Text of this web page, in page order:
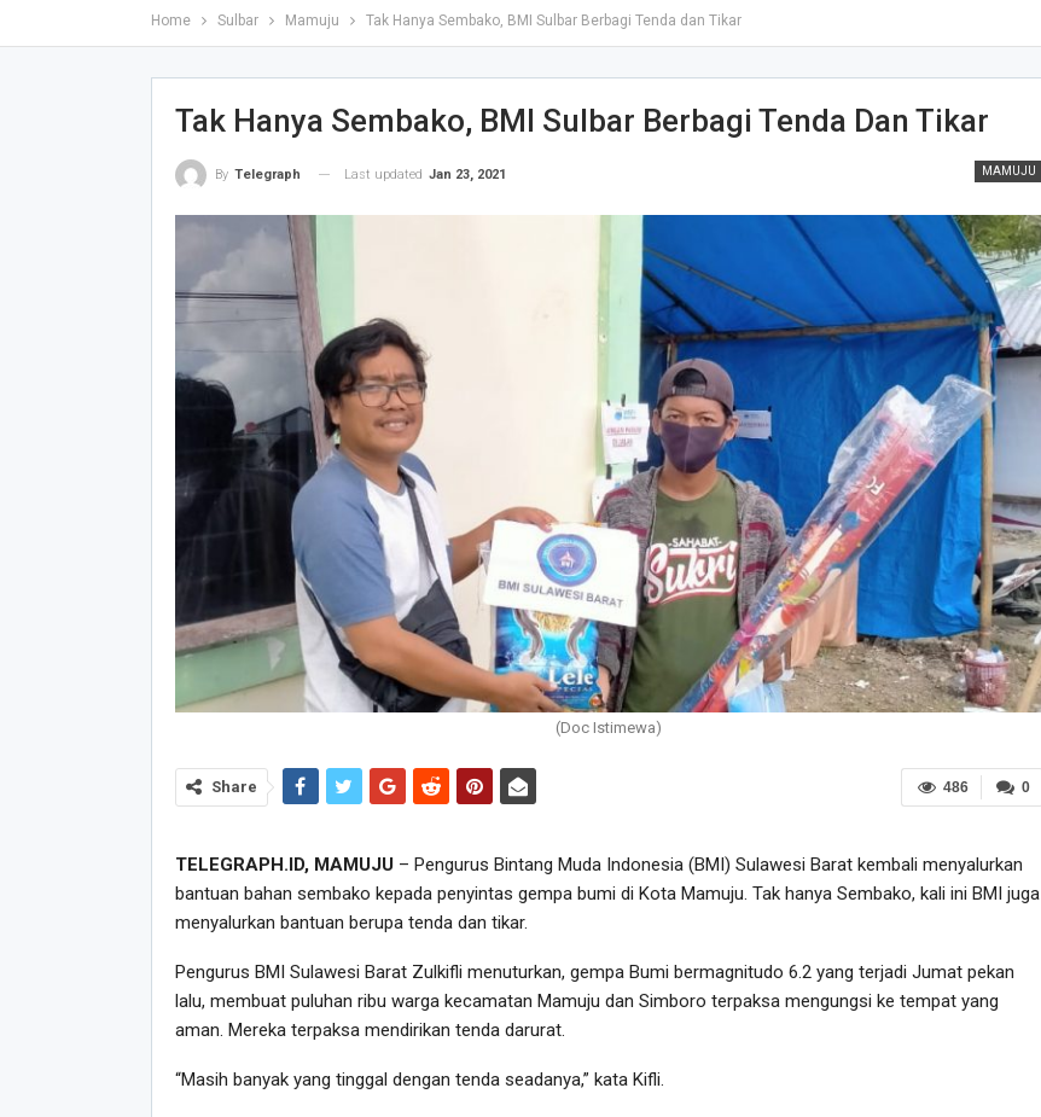
Home Sulbar Mamuju Tak Hanya Sembako, BMI Sulbar Berbagi Tenda dan Tikar
Tak Hanya Sembako, BMI Sulbar Berbagi Tenda Dan Tikar
MAMUJU
By Telegraph Last updated Jan 23, 2021
(Doc Istimewa)
0
486
Share
TELEGRAPH.ID, MAMUJU– Pengurus Bintang Muda Indonesia (BMI) Sulawesi Barat kembali menyalurkan
bantuan bahan sembako kepada penyintas gempa bumi di Kota Mamuju. Tak hanya Sembako, kali ini BMI juga
menyalurkan bantuan berupa tenda dan tikar.
Pengurus BMI Sulawesi Barat Zulkifli menuturkan, gempa Bumi bermagnitudo 6.2 yang terjadi Jumat pekan
lalu, membuat puluhan ribu warga kecamatan Mamuju dan Simboro terpaksa mengungsi ke tempat yang
aman. Mereka terpaksa mendirikan tenda darurat.
“Masih banyak yang tinggal dengan tenda seadanya,” kata Kifli.